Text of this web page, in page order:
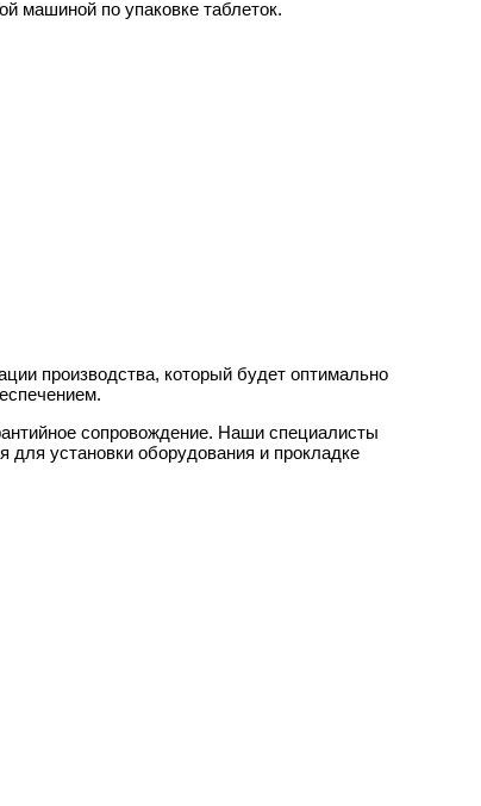
машиной по упаковке таблеток.
производства, который будет оптимально
сопровождение. Наши специалисты
для установки оборудования и прокладке